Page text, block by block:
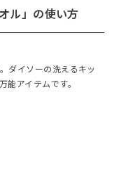
ル」の使い方
ダイソーの洗えるキッ
アイテムです。